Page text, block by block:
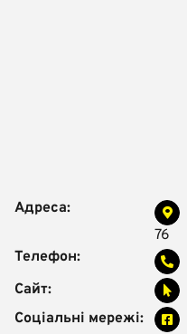
Адреса:
76
Телефон:
Сайт:
Соціальні мережі: